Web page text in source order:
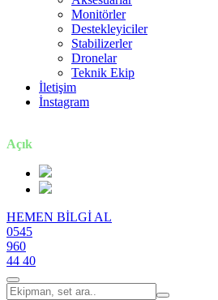
Monitörler
Destekleyiciler
Stabilizerler
Dronelar
Teknik Ekip
İletişim
İnstagram
Açık
HEMEN BİLGİ AL
0545
960
44 40